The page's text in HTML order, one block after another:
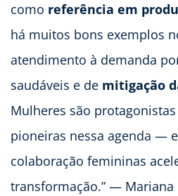
como referência em
há muitos bons exemplos
atendimento à demanda
saudáveis e de mitigação
Mulheres são
pioneiras nessa agenda —
colaboração femininas
transformação.” — Mariana